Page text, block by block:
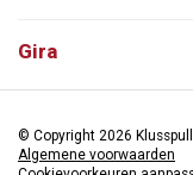
Gira
© Copyright 2026
Algemene voorwaarden